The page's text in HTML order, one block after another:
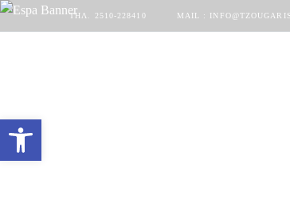
ΤΗΛ. 2510-228410 MAIL :
Ανοίξτε τη γραμμή εργαλείων